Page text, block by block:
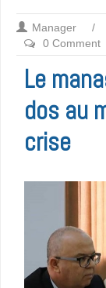
Manager /
0 Comment
Le
dos au
crise